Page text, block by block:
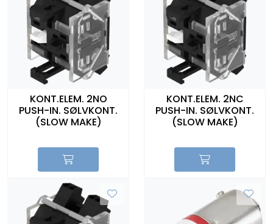
KONT.ELEM. 2NO
PUSH-IN. SØLVKONT.
(SLOW MAKE)
KONT.ELEM. 2NC
PUSH-IN. SØLVKONT.
(SLOW MAKE)